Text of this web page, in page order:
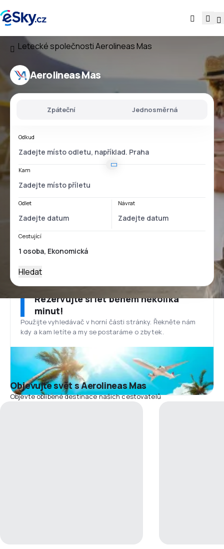
Letecké společnostiAerolineas Mas
Aerolineas Mas
Zpáteční Jednosměrná
Odkud
Kam
Odlet Návrat
Cestující
Hledat
Rezervujte si let během několika
minut!
Použijte vyhledávač v horní části stránky. Řekněte nám
kdy a kam letíte a my se postaráme o zbytek.
Objevujte svět s Aerolineas Mas
Objevte oblíbené destinace našich cestovatelů